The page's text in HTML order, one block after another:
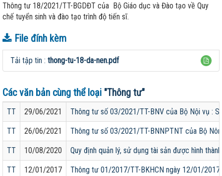
Thông tư 18/2021/TT-BGDĐT của Bộ Giáo dục và Đào tạo về Quy
chế tuyển sinh và đào tạo trình độ tiến sĩ.
File đính kèm
Tải tập tin : thong-tu-18-da-nen.pdf
Các văn bản cùng thể loại "Thông tư"
TT 29/06/2021 Thông tư số 03/2021/TT-BNV của Bộ Nội vụ :
TT 26/06/2021 Thông tư số 03/2021/TT-BNNPTNT của Bộ
TT 10/08/2020 Quy định quản lý, sử dụng tài sản được hình
TT 12/01/2017 Thông tư 01/2017/TT-BKHCN ngày 12/01/